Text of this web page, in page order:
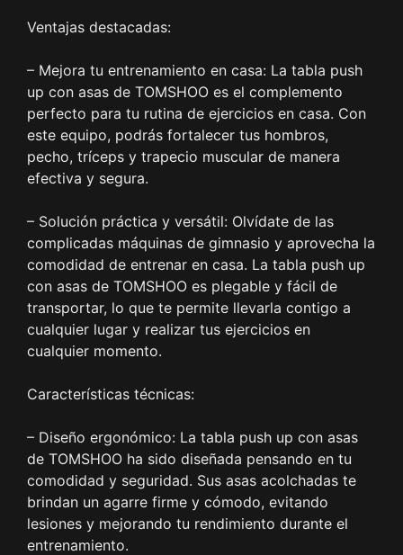
Ventajas destacadas:
– Mejora tu entrenamiento en casa: La tabla push
up con asas de TOMSHOO es el complemento
perfecto para tu rutina de ejercicios en casa. Con
este equipo, podrás fortalecer tus hombros,
pecho, tríceps y trapecio muscular de manera
efectiva y segura.
– Solución práctica y versátil: Olvídate de las
complicadas máquinas de gimnasio y aprovecha la
comodidad de entrenar en casa. La tabla push up
con asas de TOMSHOO es plegable y fácil de
transportar, lo que te permite llevarla contigo a
cualquier lugar y realizar tus ejercicios en
cualquier momento.
Características técnicas:
– Diseño ergonómico: La tabla push up con asas
de TOMSHOO ha sido diseñada pensando en tu
comodidad y seguridad. Sus asas acolchadas te
brindan un agarre firme y cómodo, evitando
lesiones y mejorando tu rendimiento durante el
entrenamiento.